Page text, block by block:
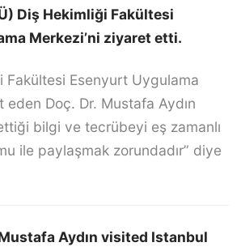
Diş Hekimliği Fakültesi
Merkezi’ni ziyaret etti.
Fakültesi Esenyurt Uygulama
eden Doç. Dr. Mustafa Aydın
bilgi ve tecrübeyi eş zamanlı
ile paylaşmak zorundadır” diye
Aydın visited Istanbul